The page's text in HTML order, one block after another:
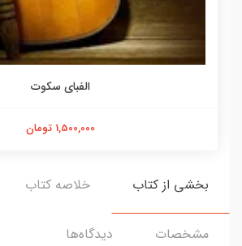
الفبای سکوت
1,500,000 تومان
بخشی از کتاب خلاصه کتاب
مشخصات دیدگاه‌ها